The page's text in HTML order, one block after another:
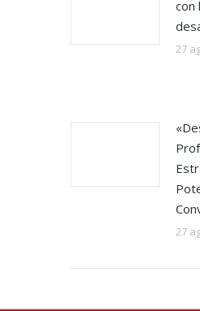
con
27
27